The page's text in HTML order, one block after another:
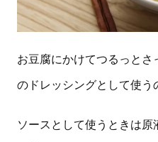
お豆腐にかけてつるっと
のドレッシングとして使う
ソースとして使うときは